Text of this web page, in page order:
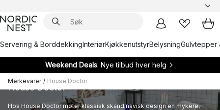
Servering & BorddekkingInteriørKjøkkenutstyrBelysningGulvtepper
Weekend Deals: Nye tilbud hver helg
Merkevarer / House Doctor
House Doctor
Hos House Doctor møter klassisk skandinavisk design en mykere,